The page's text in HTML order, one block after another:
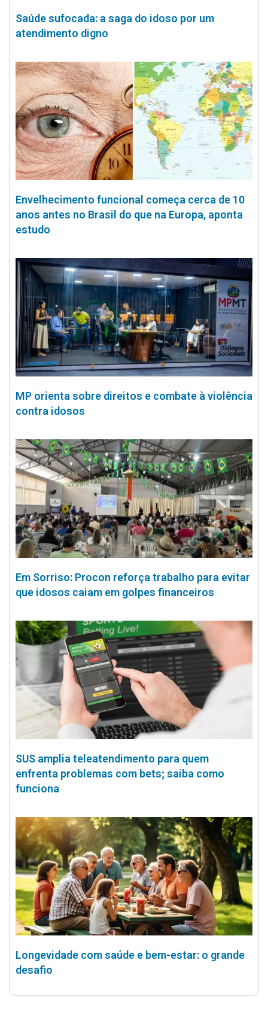
Saúde sufocada: a saga do idoso por um
atendimento digno
Envelhecimento funcional começa cerca de 10
anos antes no Brasil do que na Europa, aponta
estudo
MP orienta sobre direitos e combate à violência
contra idosos
Em Sorriso: Procon reforça trabalho para evitar
que idosos caiam em golpes financeiros
SUS amplia teleatendimento para quem
enfrenta problemas com bets; saiba como
funciona
Longevidade com saúde e bem-estar: o grande
desafio